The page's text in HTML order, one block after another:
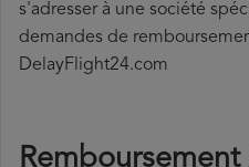
s'adresser à une société
demandes de
DelayFlight24.com